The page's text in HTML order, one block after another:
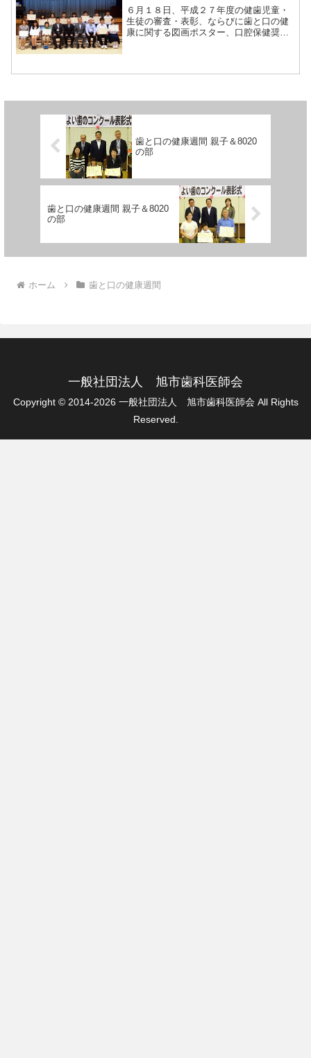
６月１８日、平成２７年度の健歯児童・
生徒の審査・表彰、ならびに歯と口の健
康に関する図画ポスター、口腔保健奨励
歯と口の健康週間 親子＆8020
の部
歯と口の健康週間 親子＆8020
の部
ホーム 歯と口の健康週間
一般社団法人 旭市歯科医師会
Copyright © 2014-2026 一般社団法人 旭市歯科医師会 All Rights
Reserved.